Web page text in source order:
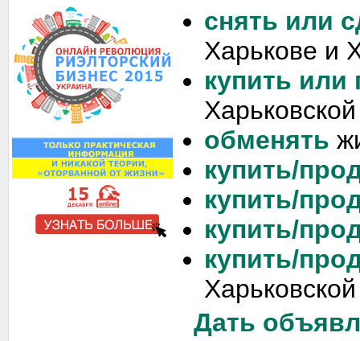
снять или
Харькове и
купить или
обменять
купить/
купить/
купить/
купить/
Дать